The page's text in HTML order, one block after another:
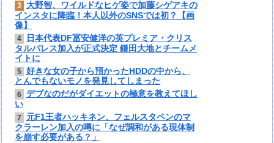
3
大野智、ワイルドなヒゲ姿で加藤シゲアキの
インスタに降臨！本人以外のSNSでは初？【画
像】
4
日本代表DF冨安健洋の英プレミア・クリス
タルパレス加入が正式決定 鎌田大地とチームメ
イトに
5 好きな女の子から預かったHDDの中から、
とんでもないモノを発見してしまった
6 デブなのだがダイエットの極意を教えてほし
い
7
元F1王者ハッキネン、フェルスタペンのマ
クラーレン加入の噂に「なぜ調和がある現体制
を崩す必要がある？」